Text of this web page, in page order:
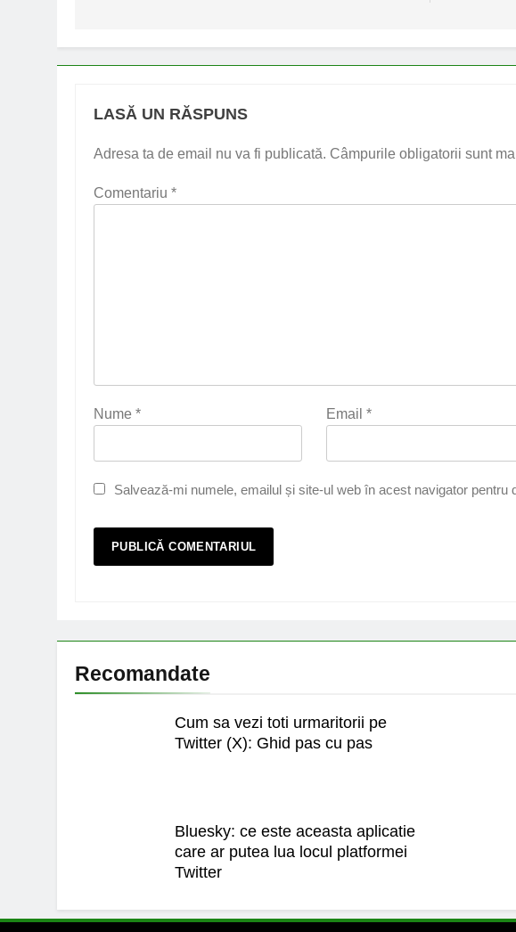
LASĂ UN RĂSPUNS
Adresa ta de email nu va fi publicată. Câmpurile obligatorii sunt
Comentariu *
Nume * Email *
Salvează-mi numele, emailul și site-ul web în acest navigator pentru
Recomandate
Cum sa vezi toti urmaritorii pe
Twitter (X): Ghid pas cu pas
Bluesky: ce este aceasta aplicatie
care ar putea lua locul platformei
Twitter